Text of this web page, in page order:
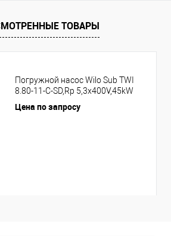
ТОВАРЫ
Погружной насос Wilo Sub TWI
8.80-11-C-SD,Rp 5,3x400V,45kW
Цена по запросу